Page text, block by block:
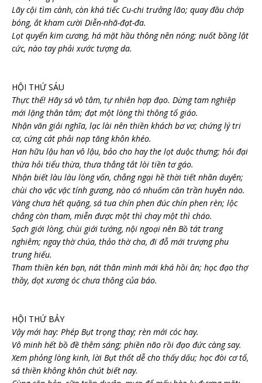
Lãy cội tìm cành, còn khá tiếc Cu-chi trưởng lão; quay đầu chớp
bóng, ắt kham cười Diễn-nhã-đạt-đa.
Lọt quyển kim cương, há mặt hầu thông nên nóng; nuốt bồng lật
cức, nào tay phải xước tượng da.
HỘI THỨ SÁU
Thực thế! Hãy sá vô tâm, tự nhiên hợp đạo. Dừng tam nghiệp
mới lặng thân tâm; đạt một lòng thì thông tổ giáo.
Nhận văn giải nghĩa, lạc lài nên thiền khách bơ vơ; chứng lý tri
cơ, cứng cát phải nạp tăng khôn khéo.
Han hữu lậu han vô lậu, bảo cho hay the lọt duộc thưng; hỏi đại
thừa hỏi tiểu thừa, thưa thẳng tắt lòi tiền tơ gáo.
Nhận biết làu làu lòng vốn, chẳng ngại hề thời tiết nhân duyên;
chùi cho vặc vặc tính gương, nào có nhuốm căn trần huyên náo.
Vàng chưa hết quặng, sá tua chín phen đúc chín phen rèn; lộc
chẳng còn tham, miễn được một thì chay một thì cháo.
Sạch giới lòng, chùi giới tướng, nội ngoại nên Bồ tát trang
nghiêm; ngay thờ chúa, thảo thờ cha, đi đỗ mới trượng phu
trung hiếu.
Tham thiền kén bạn, nát thân mình mới khá hồi ân; học đạo thợ
thầy, dọt xương óc chưa thông của báo.
HỘI THỨ BẢY
Vậy mới hay: Phép Bụt trọng thay; rèn mới cóc hay.
Vô minh hết bồ đề thêm sáng; phiền não rồi đạo đức càng say.
Xem phỏng lòng kinh, lời Bụt thốt dễ cho thấy dấu; học đòi cơ tổ,
sá thiền không khôn chút biết nay.